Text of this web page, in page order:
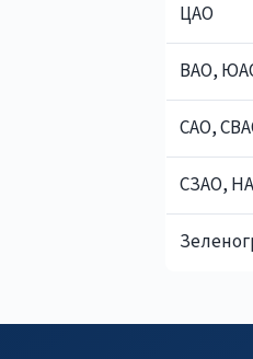
ЦАО
ВАО,
САО,
СЗАО,